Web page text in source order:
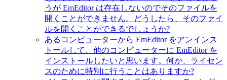
うが EmEditor は存在しないのでそのファイルを
開くことができません。どうしたら、そのファイ
ルを開くことができるでしょうか?
あるコンピューターから EmEditor をアンインス
トールして、他のコンピューターに EmEditor を
インストールしたいと思います。何か、ライセン
スのために特別に行うことはありますか?